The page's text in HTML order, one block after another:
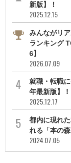
新版】！
2025.12.15
みんながリ
ランキング
6】
2026.07.09
就職・転職
年最新版】！
2025.12.17
都内に現れ
れる「本の
2024.07.05